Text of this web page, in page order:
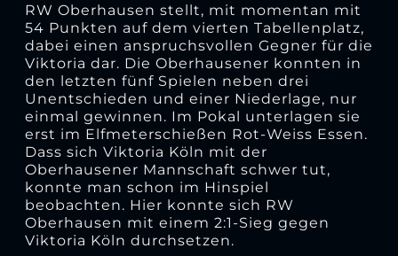
RW Oberhausen stellt, mit momentan mit
54 Punkten auf dem vierten Tabellenplatz,
dabei einen anspruchsvollen Gegner für die
Viktoria dar. Die Oberhausener konnten in
den letzten fünf Spielen neben drei
Unentschieden und einer Niederlage, nur
einmal gewinnen. Im Pokal unterlagen sie
erst im Elfmeterschießen Rot-Weiss Essen.
Dass sich Viktoria Köln mit der
Oberhausener Mannschaft schwer tut,
konnte man schon im Hinspiel
beobachten. Hier konnte sich RW
Oberhausen mit einem 2:1-Sieg gegen
Viktoria Köln durchsetzen.